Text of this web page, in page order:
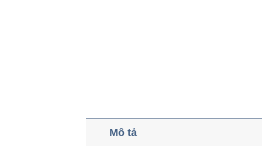
Mô tả